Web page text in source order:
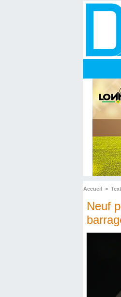
Accueil >
Neuf